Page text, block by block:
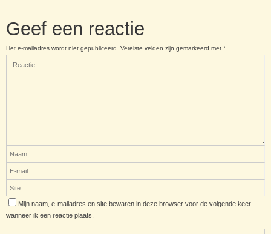
Geef een reactie
Het e-mailadres wordt niet gepubliceerd. Vereiste velden zijn gemarkeerd met *
Mijn naam, e-mailadres en site bewaren in deze browser voor de volgende keer
wanneer ik een reactie plaats.